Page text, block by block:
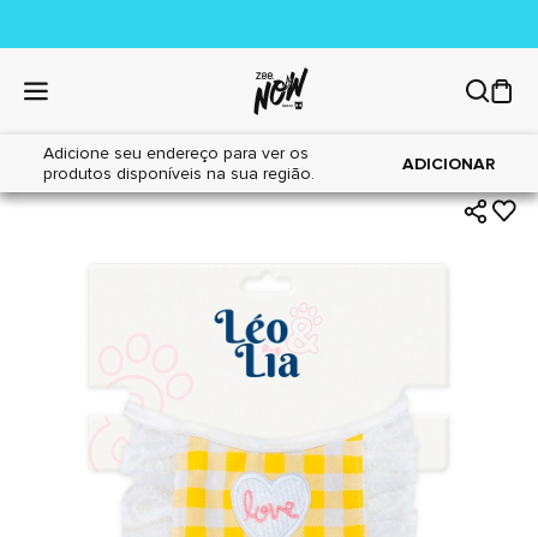
Adicione seu endereço para ver os
produtos disponíveis na sua região.
ADICIONAR
Home|Cães|Acessórios